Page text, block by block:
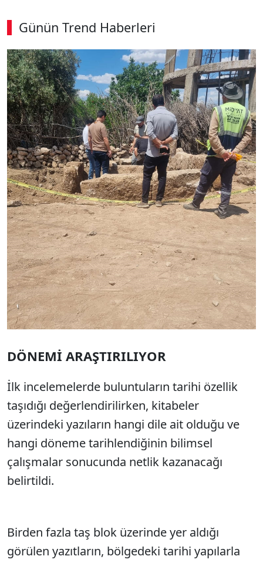
Günün Trend Haberleri
00:02 / 06:57
Sesi Aç
DÖNEMİ ARAŞTIRILIYOR
İlk incelemelerde buluntuların tarihi özellik
taşıdığı değerlendirilirken, kitabeler
üzerindeki yazıların hangi dile ait olduğu ve
hangi döneme tarihlendiğinin bilimsel
çalışmalar sonucunda netlik kazanacağı
belirtildi.
Birden fazla taş blok üzerinde yer aldığı
görülen yazıtların, bölgedeki tarihi yapılarla